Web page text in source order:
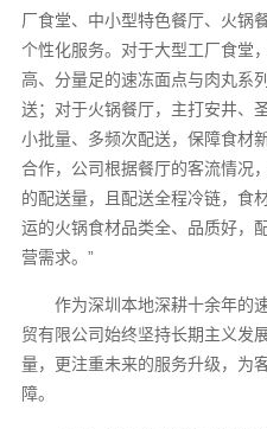
厂食堂、中小型特色餐厅、火锅
个性化服务。对于大型工厂食堂
高、分量足的速冻面点与肉丸系
送；对于火锅餐厅，主打安井、
小批量、多频次配送，保障食材
合作，公司根据餐厅的客流情况
的配送量，且配送全程冷链，食
运的火锅食材品类全、品质好，
营需求。”
作为深圳本地深耕十余年的
贸有限公司始终坚持长期主义发
量，更注重未来的服务升级，为
障。